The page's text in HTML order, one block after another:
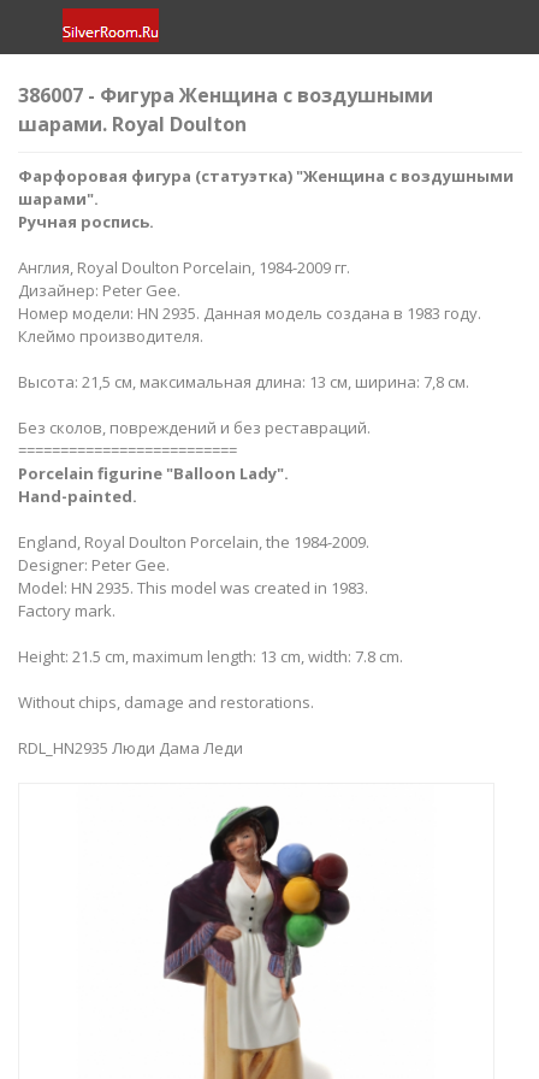
386007 - Фигура Женщина с воздушными
шарами​. Royal Doulton
Фарфоровая фигура (статуэтка) "Женщина с воздушными
шарами".
Ручная роспись.
Англия, Royal Doulton Porcelain, 1984-2009 гг.
Дизайнер: Peter Gee.
Номер модели: HN 2935. Данная модель создана в 1983 году.
Клеймо производителя.
Высота: 21,5 см, максимальная длина: 13 см, ширина: 7,8 см.
Без сколов, повреждений и без реставраций.
==========================
Porcelain figurine "Balloon Lady".
Hand-painted.
England, Royal Doulton Porcelain, the 1984-2009.
Designer: Peter Gee.
Model: HN 2935. This model was created in 1983.
Factory mark.
Height: 21.5 cm, maximum length: 13 cm, width: 7.8 cm.
Without chips, damage and restorations.
RDL_HN2935 Люди Дама Леди